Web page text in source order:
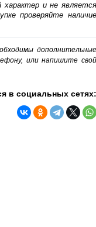
и не является
проверяйте наличие
дополнительные
или напишите свой
в социальных сетях: